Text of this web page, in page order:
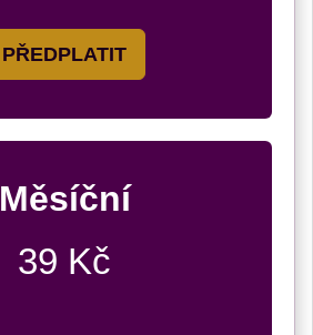
PŘEDPLATIT
Měsíční
39 Kč